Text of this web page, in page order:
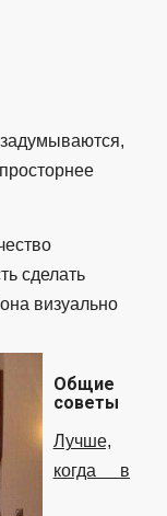
сделать
визуально
Общие
советы
Лучше,
когда в